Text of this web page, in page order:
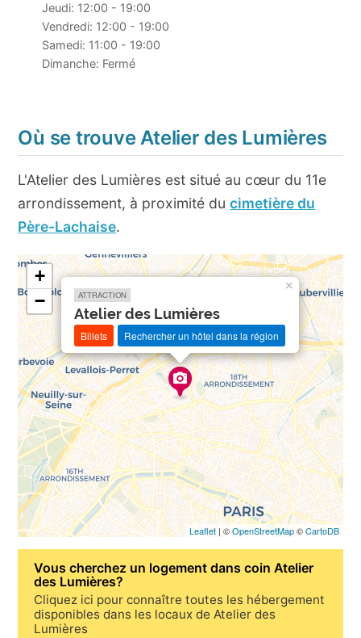
Jeudi: 12:00 - 19:00
Vendredi: 12:00 - 19:00
Samedi: 11:00 - 19:00
Dimanche: Fermé
Où se trouve Atelier des Lumières
L'Atelier des Lumières est situé au cœur du 11e
arrondissement, à proximité ducimetière du
Père-Lachaise.
ATTRACTION
Atelier des Lumières
Billets Rechercher un hôtel dans la région
×
+
−
Leaflet| ©OpenStreetMap©CartoDB
Vous cherchez un logement dans coin Atelier
des Lumières?
Cliquez ici pour connaître toutes les hébergement
disponibles dans les locaux de Atelier des
Lumières